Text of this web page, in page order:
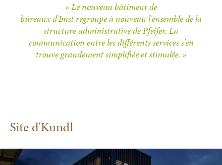
« Le nouveau bâtiment de
bureaux d'Imst regroupe à nouveau l'ensemble de la
structure administrative de Pfeifer. La
communication entre les différents services s'en
trouve grandement simplifiée et stimulée. »
Site d'Kundl